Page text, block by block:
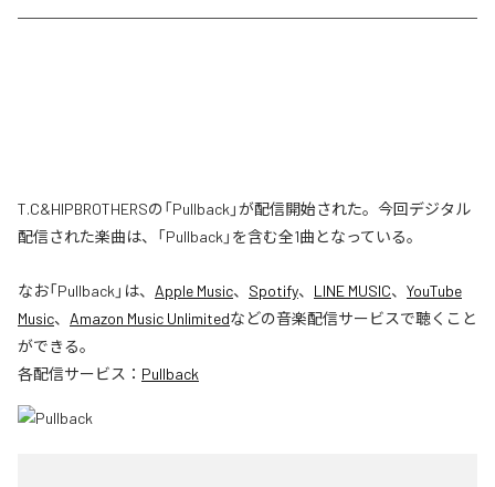
T.C&HIPBROTHERSの「Pullback」が配信開始された。今回デジタル
配信された楽曲は、「Pullback」を含む全1曲となっている。
なお「Pullback 」は、 Apple Music、 Spotify、 LINE MUSIC、 YouTube
Music、 Amazon Music Unlimitedなどの音楽配信サービスで聴くこと
ができる。
各配信サービス： Pullback